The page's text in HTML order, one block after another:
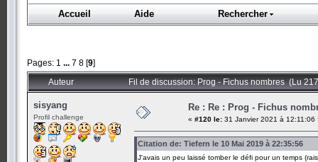
Accueil Aide Rechercher
Pages: 1 ... 7 8 [9]
Auteur Fil de discussion: Prog - Fichus nombres (Lu
sisyang
Profil challenge
Re : Re : Prog - Fichus
« #120 le: 31 Janvier 2021 à 12:11:06
Citation de: Tiefern le 10 Mai 2019 à 22:35:56
J'avais un peu laissé tomber le défi pour un temps